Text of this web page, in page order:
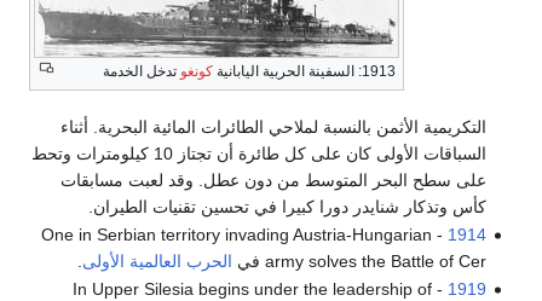
1913: السفينة الحربية اليابانية كونغو تدخل الخدمة
التكريمية الأثمن بالنسبة لملاحي الطائرات المائية البحرية. أثناء
السباقات الأولى كان على كل طائرة أن تجتاز 10 كيلومترات وتحط
على سطح البحر المتوسط من دون عطل. وقد لعبت مسابقات
كأس وتذكار شنايدر دورا كبيرا في تحسين تقنيات الطيران.
1914
- One in Serbian territory invading Austria-Hungarian
army solves the Battle of Cer في
الحرب العالمية الأولى
1919
- In Upper Silesia begins under the leadership of